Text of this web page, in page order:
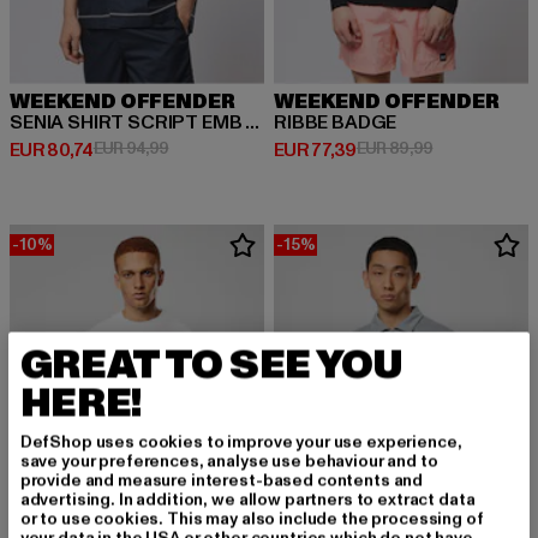
WEEKEND OFFENDER
SENIA SHIRT SCRIPT EMB SHIRT
EUR 80,74
Derzeitiger Preis: EUR 80,74
EUR 94,99Aktionspreis: EUR 94,99
WEEKEND OFFENDER
RIBBE BADGE
EUR 77,39
Derzeitiger Preis: EUR 77,39
EUR 89,99Aktionspreis:
-10% -15%
GREAT TO SEE YOU
HERE!
DefShop uses cookies to improve your use experience,
save your preferences, analyse use behaviour and to
provide and measure interest-based contents and
advertising. In addition, we allow partners to extract data
or to use cookies. This may also include the processing of